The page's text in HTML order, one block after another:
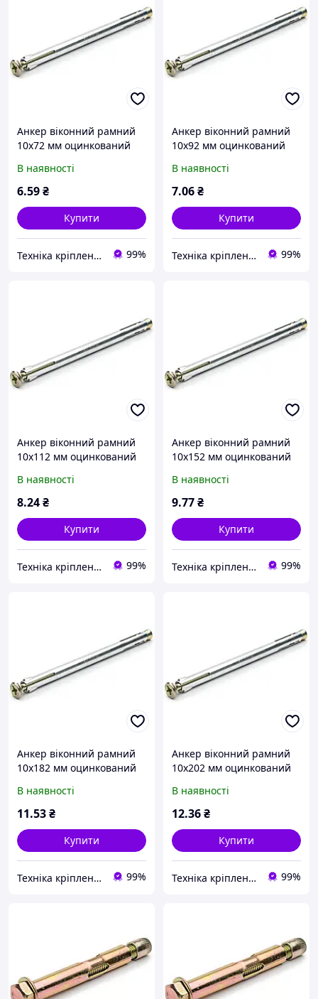
Анкер віконний рамний
10х72 мм оцинкований
В наявності
6.59₴
Купити
Техніка кріплення "Метрекс Київ" 99%
Анкер віконний рамний
10х92 мм оцинкований
В наявності
7.06₴
Купити
Техніка кріплення "Метрекс Київ" 99%
Анкер віконний рамний
10х112 мм оцинкований
В наявності
8.24₴
Купити
Техніка кріплення "Метрекс Київ" 99%
Анкер віконний рамний
10х152 мм оцинкований
В наявності
9.77₴
Купити
Техніка кріплення "Метрекс Київ" 99%
Анкер віконний рамний
10х182 мм оцинкований
В наявності
11.53₴
Купити
Техніка кріплення "Метрекс Київ" 99%
Анкер віконний рамний
10х202 мм оцинкований
В наявності
12.36₴
Купити
Техніка кріплення "Метрекс Київ" 99%